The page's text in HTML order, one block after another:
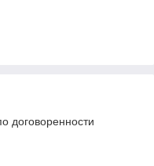
договоренности